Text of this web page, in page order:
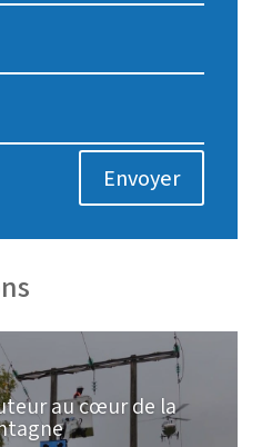
Envoyer
au cœur de la